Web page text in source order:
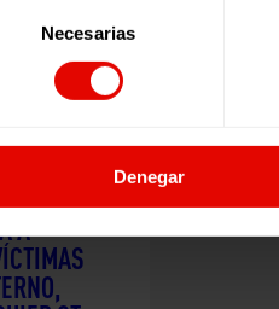
Necesarias
Denegar
A